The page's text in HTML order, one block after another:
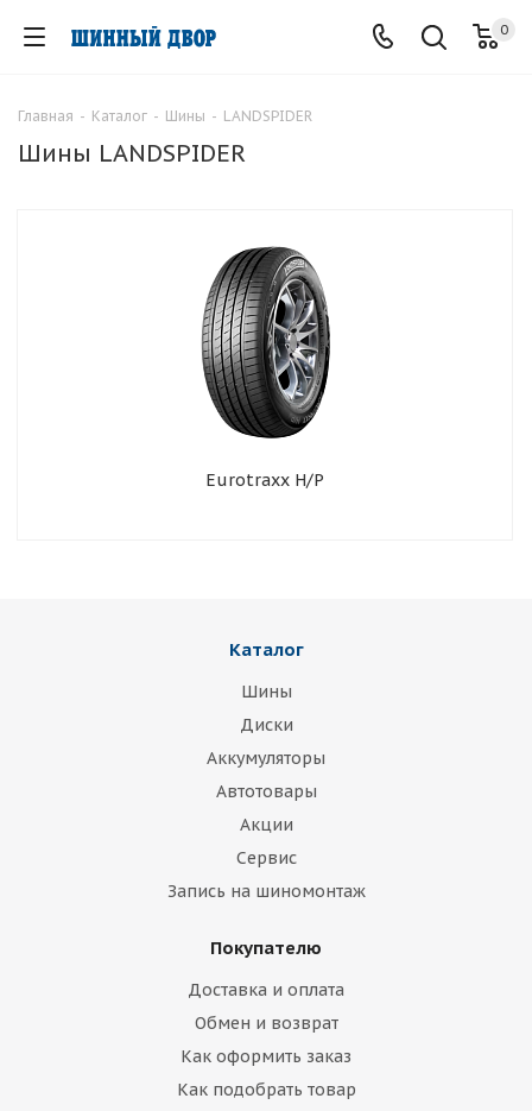
0
Главная - Каталог - Шины - LANDSPIDER
Шины LANDSPIDER
Eurotraxx H/P
Каталог
Шины
Диски
Аккумуляторы
Автотовары
Акции
Сервис
Запись на шиномонтаж
Покупателю
Доставка и оплата
Обмен и возврат
Как оформить заказ
Как подобрать товар